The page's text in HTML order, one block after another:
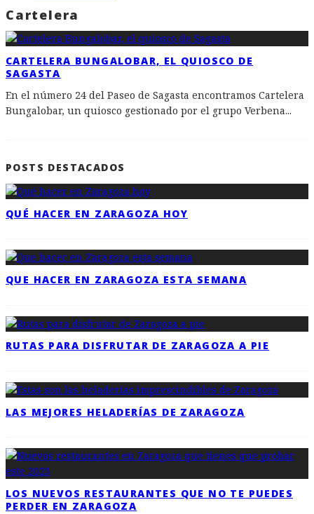
Cartelera
CARTELERA BUNGALOBAR, EL QUIOSCO DE
SAGASTA
En el número 24 del Paseo de Sagasta encontramos Cartelera
Bungalobar, un quiosco gestionado por el grupo Verbena...
POSTS DESTACADOS
QUÉ HACER EN ZARAGOZA HOY
QUE HACER EN ZARAGOZA ESTA SEMANA
RUTAS PARA DISFRUTAR DE ZARAGOZA A PIE
LAS MEJORES HELADERÍAS DE ZARAGOZA
LOS NUEVOS RESTAURANTES QUE NO TE PUEDES
PERDER EN ZARAGOZA